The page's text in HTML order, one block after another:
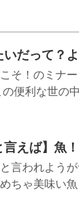
だって？よ
そ！のミナ
便利な世の
えば】魚
言われよう
ちゃ美味い